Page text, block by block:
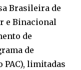
Brasileira de
e Binacional
de
de
PAC), limitadas